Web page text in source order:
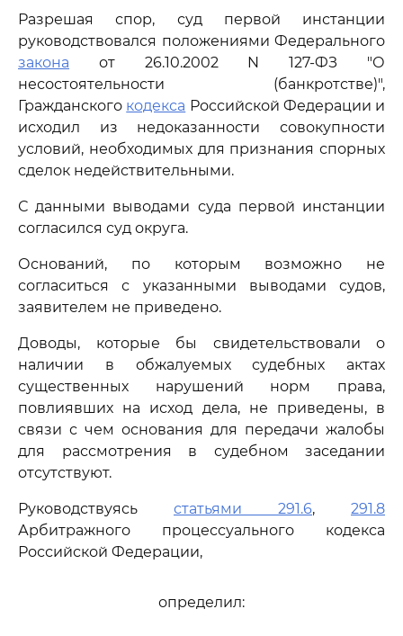
Разрешая спор, суд первой инстанции
руководствовался положениями Федерального
закона от 26.10.2002 N 127-ФЗ "О
несостоятельности (банкротстве)",
Гражданского кодекса Российской Федерации и
исходил из недоказанности совокупности
условий, необходимых для признания спорных
сделок недействительными.
С данными выводами суда первой инстанции
согласился суд округа.
Оснований, по которым возможно не
согласиться с указанными выводами судов,
заявителем не приведено.
Доводы, которые бы свидетельствовали о
наличии в обжалуемых судебных актах
существенных нарушений норм права,
повлиявших на исход дела, не приведены, в
связи с чем основания для передачи жалобы
для рассмотрения в судебном заседании
отсутствуют.
Руководствуясь статьями 291.6, 291.8
Арбитражного процессуального кодекса
Российской Федерации,
определил: